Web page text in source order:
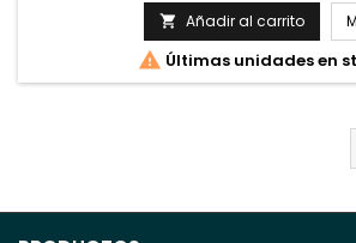
 Añadir al carrito
 Últimas unidades en